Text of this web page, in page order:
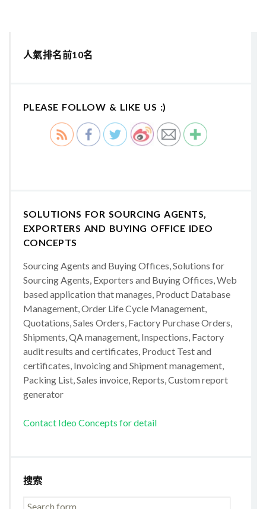
人氣排名前10名
PLEASE FOLLOW & LIKE US :)
SOLUTIONS FOR SOURCING AGENTS,
EXPORTERS AND BUYING OFFICE IDEO
CONCEPTS
Sourcing Agents and Buying Offices, Solutions for
Sourcing Agents, Exporters and Buying Offices, Web
based application that manages, Product Database
Management, Order Life Cycle Management,
Quotations, Sales Orders, Factory Purchase Orders,
Shipments, QA management, Inspections, Factory
audit results and certificates, Product Test and
certificates, Invoicing and Shipment management,
Packing List, Sales invoice, Reports, Custom report
generator
Contact Ideo Concepts for detail
搜索